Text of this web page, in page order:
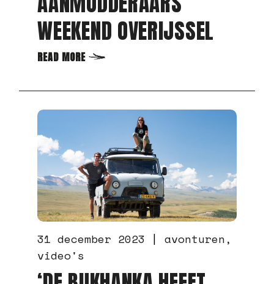
KRIJGT’
READ MORE
18 oktober 2022
avonturen
community